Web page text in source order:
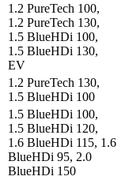
1.2 PureTech 100,
1.2 PureTech 130,
1.5 BlueHDi 100,
1.5 BlueHDi 130,
EV
1.2 PureTech 130,
1.5 BlueHDi 100
1.5 BlueHDi 100,
1.5 BlueHDi 120,
1.6 BlueHDi 115, 1.6
BlueHDi 95, 2.0
BlueHDi 150